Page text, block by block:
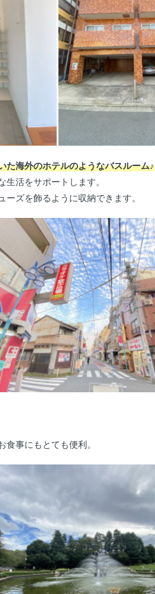
た海外のホテルのようなバスルーム♪
活をサポートします。
ズを飾るように収納できます。
事にもとても便利。